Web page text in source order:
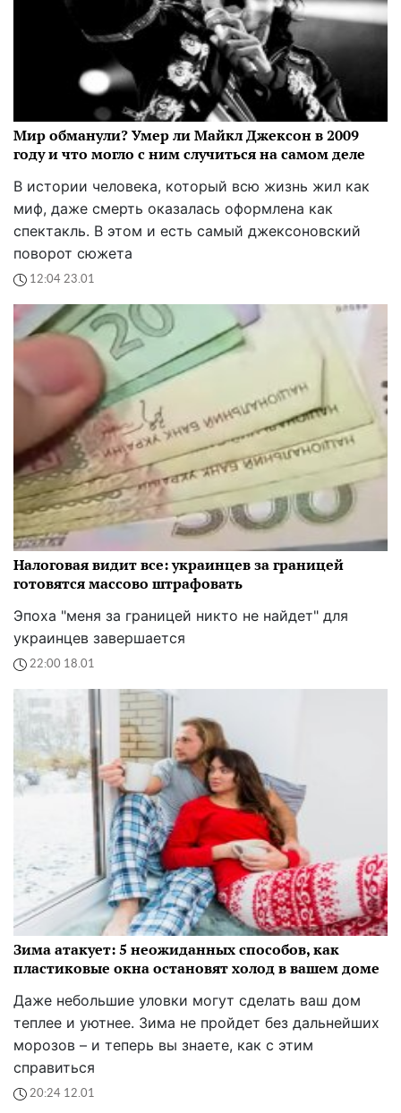
Мир обманули? Умер ли Майкл Джексон в 2009
году и что могло с ним случиться на самом деле
В истории человека, который всю жизнь жил как
миф, даже смерть оказалась оформлена как
спектакль. В этом и есть самый джексоновский
поворот сюжета
12:04 23.01
Налоговая видит все: украинцев за границей
готовятся массово штрафовать
Эпоха "меня за границей никто не найдет" для
украинцев завершается
22:00 18.01
Зима атакует: 5 неожиданных способов, как
пластиковые окна остановят холод в вашем доме
Даже небольшие уловки могут сделать ваш дом
теплее и уютнее. Зима не пройдет без дальнейших
морозов – и теперь вы знаете, как с этим
справиться
20:24 12.01